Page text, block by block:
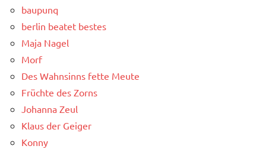
baupunq
berlin beatet bestes
Maja Nagel
Morf
Des Wahnsinns fette Meute
Früchte des Zorns
Johanna Zeul
Klaus der Geiger
Konny